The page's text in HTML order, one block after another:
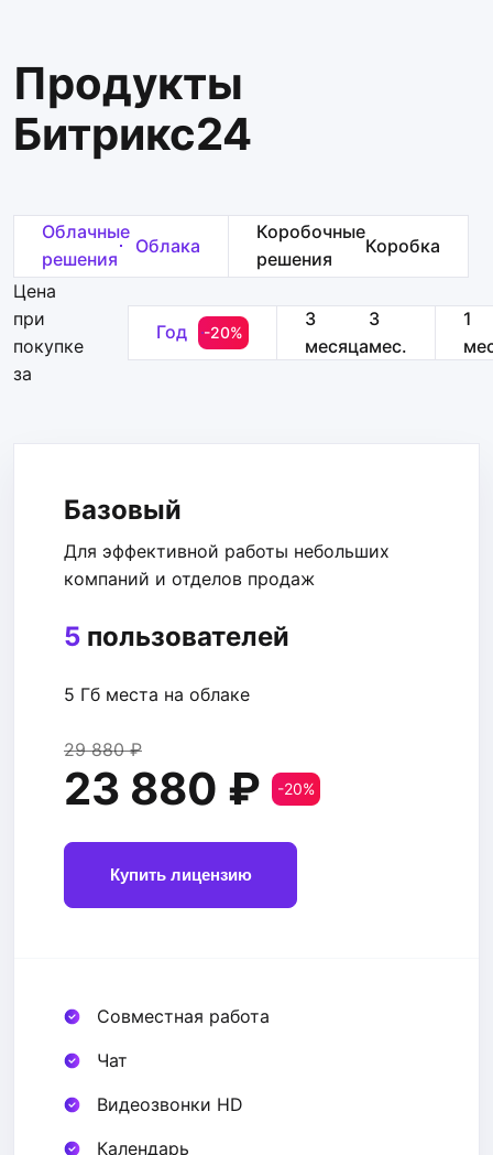
Продукты
Битрикс24
Облачные
решения
Облака
Коробочные
решения
Коробка
Цена
при
покупке
за
Год -20%
3
месяца
3
мес.
1
Базовый
Для эффективной работы небольших
компаний и отделов продаж
5 пользователей
5 Гб места на облаке
29 880 ₽
23 880 ₽ -20%
Купить лицензию
Совместная работа
Чат
Видеозвонки HD
Календарь